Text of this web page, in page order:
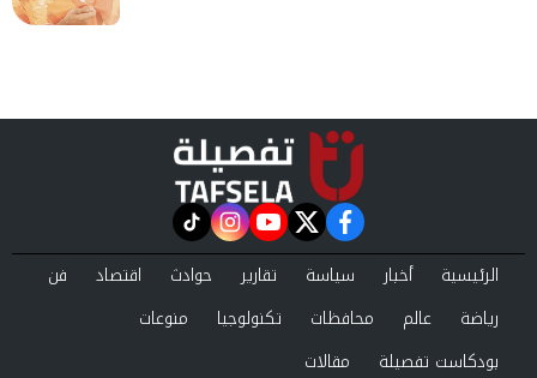
facebook
twitter
youtube
instagram
tiktok
الرئيسية أخبار سياسة تقارير حوادث اقتصاد
فن
رياضة
عالم محافظات تكنولوجيا
منوعات
بودكاست تفصيلة
مقالات